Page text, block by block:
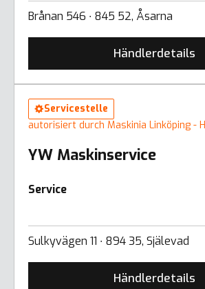
Brånan 546 ∙ 845 52, Åsarna
Händlerdetails
Servicestelle
autorisiert durch Maskinia Linköping -
YW Maskinservice
Service
Sulkyvägen 11 ∙ 894 35, Själevad
Händlerdetails